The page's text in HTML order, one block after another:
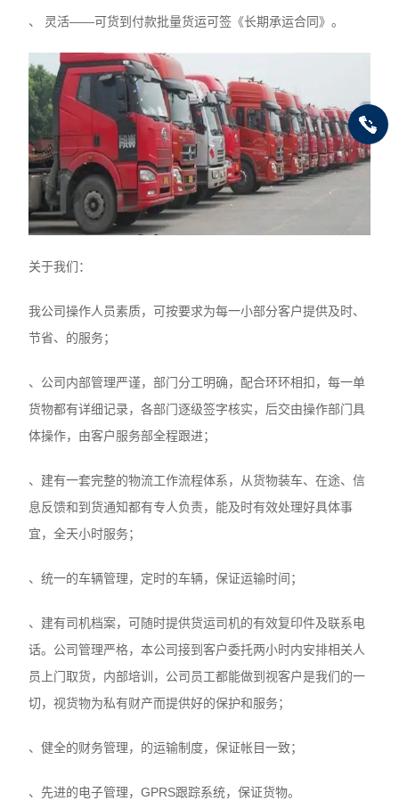
、 灵活——可货到付款批量货运可签《长期承运合同》。
关于我们：
我公司操作人员素质，可按要求为每一小部分客户提供及时、
节省、的服务；
、公司内部管理严谨，部门分工明确，配合环环相扣，每一单
货物都有详细记录，各部门逐级签字核实，后交由操作部门具
体操作，由客户服务部全程跟进；
、建有一套完整的物流工作流程体系，从货物装车、在途、信
息反馈和到货通知都有专人负责，能及时有效处理好具体事
宜，全天小时服务；
、统一的车辆管理，定时的车辆，保证运输时间；
、建有司机档案，可随时提供货运司机的有效复印件及联系电
话。公司管理严格，本公司接到客户委托两小时内安排相关人
员上门取货，内部培训，公司员工都能做到视客户是我们的一
切，视货物为私有财产而提供好的保护和服务；
、健全的财务管理，的运输制度，保证帐目一致；
、先进的电子管理，GPRS跟踪系统，保证货物。